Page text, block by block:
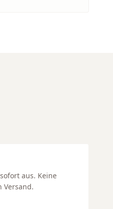
aus. Keine
Versand.